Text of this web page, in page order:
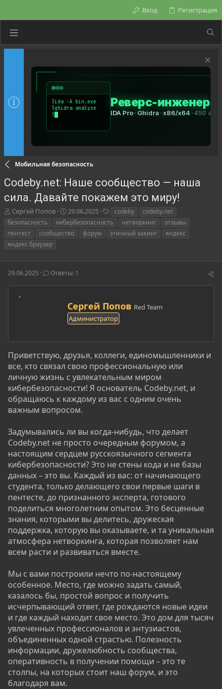
Вход Регистрация
Мобильная безопасность
Codeby.net: Наше сообщество — наша
сила. Давайте покажем это миру!
А
в
о
р
е
м
Сергей Попов
Д
а
а
ч
а
29.06.2025
е
и
codeby
codeby.net
безопасность
кибербезопасность нетворкинг
отзывы
пентест
сообщество форум этичный хакинг
яндекс
яндекс браузер
29.06.2025 Ответы: 1
А
в
т
р
Сергей Попов Red Team
Администратор
Приветствую, друзья, коллеги, единомышленники и
все, кто связал свою профессиональную или
личную жизнь с увлекательным миром
кибербезопасности! Я основатель Codeby.net, и
обращаюсь к каждому из вас с одним очень
важным вопросом.
Задумывались ли вы когда-нибудь, что делает
Codeby.net не просто очередным форумом, а
настоящим сердцем русскоязычного сегмента
кибербезопасности? Это не стены кода и не базы
данных – это вы. Каждый из вас: от начинающего
студента, только делающего свои первые шаги в
пентесте, до признанного эксперта, готового
поделиться многолетним опытом. Это бесценные
знания, которыми вы делитесь, дружеская
поддержка, которую вы оказываете, и та уникальная
атмосфера нетворкинга, которая позволяет нам
всем расти и развиваться вместе.
Мы с вами построили нечто по-настоящему
особенное. Место, где можно задать самый,
казалось бы, простой вопрос и получить
исчерпывающий ответ, где рождаются новые идеи
и где каждый находит свое место. Это дом для тысяч
увлеченных профессионалов и энтузиастов,
объединенных одной страстью. Полезность
информации, дружелюбность сообщества,
оперативность в получении помощи – это те
столпы, на которых стоит наш форум, и это
благодаря вам.